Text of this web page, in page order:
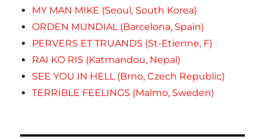
MY MAN MIKE (Seoul, South Korea)
ORDEN MUNDIAL (Barcelona, Spain)
PERVERS ET TRUANDS (St-Etienne, F)
RAI KO RIS (Katmandou, Nepal)
SEE YOU IN HELL (Brno, Czech Republic)
TERRIBLE FEELINGS (Malmo, Sweden)